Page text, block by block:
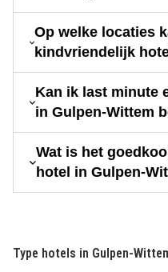
Op welke locaties
kindvriendelijk
Kan ik last minute
in Gulpen-Wittem
Wat is het
hotel in Gulpen-
Type hotels in Gulpen-